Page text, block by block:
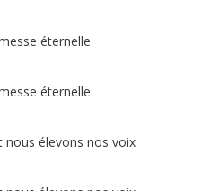
éternelle
éternelle
nous élevons nos voix